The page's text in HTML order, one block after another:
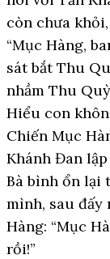
còn chưa
“Mục Hàng,
sát bắt Thu
nhầm Thu
Hiểu con
Chiến Mục
Khánh Đan
Bà bình ổn lại
mình, sau
Hàng: “Mục
rồi!”